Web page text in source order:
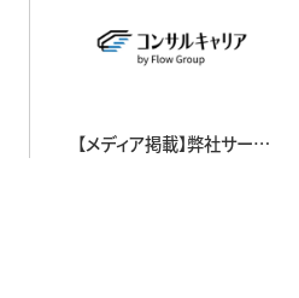
【メディア掲載】弊社サービ